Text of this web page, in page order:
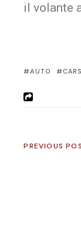
il volante
AUTO CARS
PREVIOUS